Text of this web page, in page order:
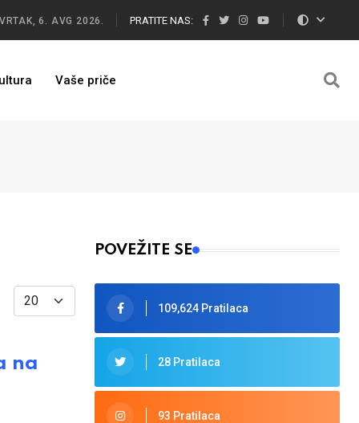
6. AVG 2026. PRATITE NAS:
Vaše priče
Display #
na
POVEŽITE SE
109,624 Pratilaca
28 Pratilaca
93 Pratilaca